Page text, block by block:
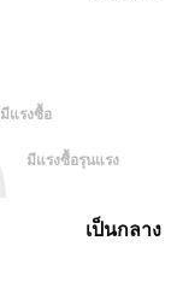
มีแรงซื้อ
มีแรงซื้อรุนแรง
เป็นกลาง